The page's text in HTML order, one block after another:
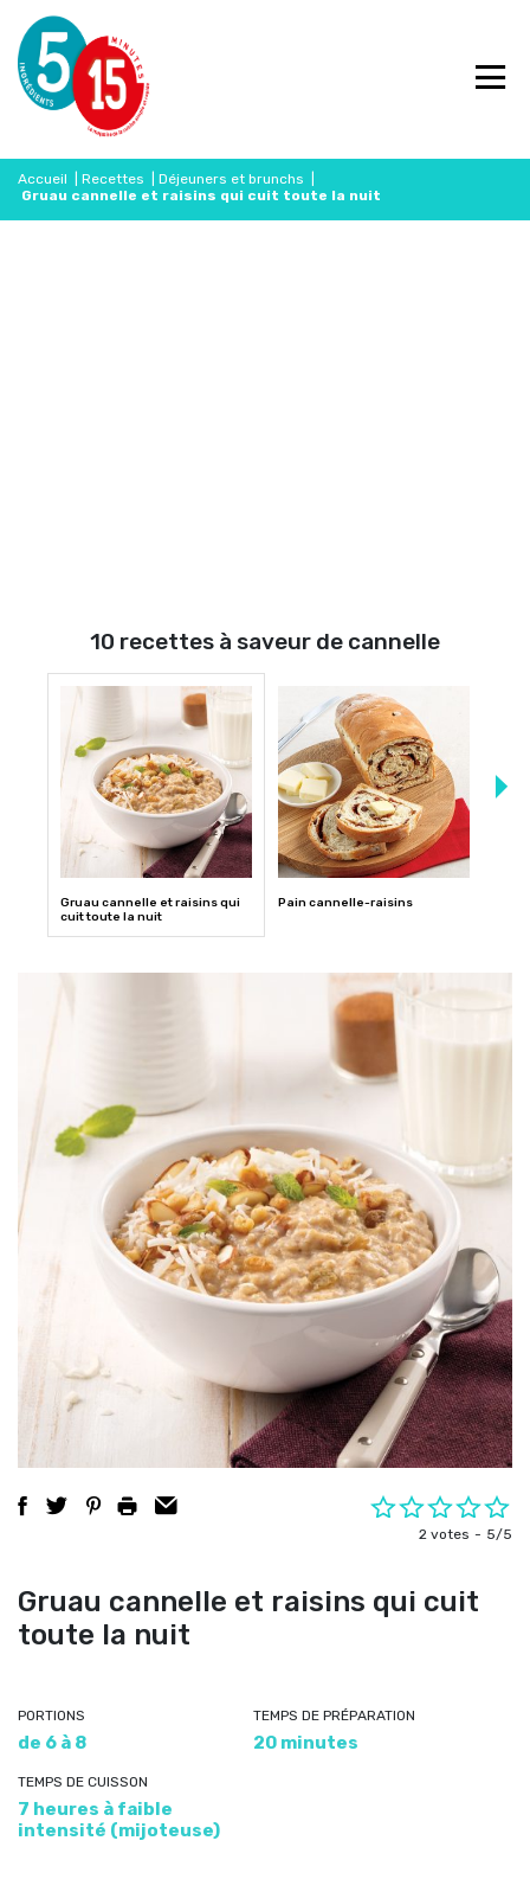
Accueil Recettes Déjeuners et brunchs
Gruau cannelle et raisins qui cuit toute la nuit
10 recettes à saveur de cannelle
Gruau cannelle et raisins qui
cuit toute la nuit
Pain cannelle-raisins
2 votes 5/5
Gruau cannelle et raisins qui cuit
toute la nuit
PORTIONS
de 6 à 8
TEMPS DE PRÉPARATION
20 minutes
TEMPS DE CUISSON
7 heures à faible
intensité (mijoteuse)